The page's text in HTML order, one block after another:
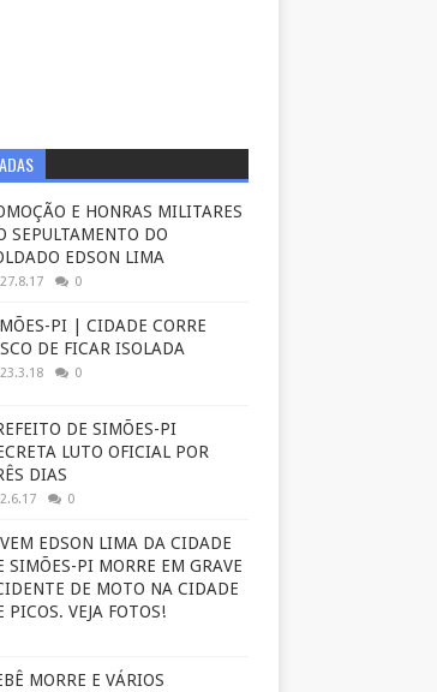
E HONRAS MILITARES
SEPULTAMENTO DO
EDSON LIMA
27.8.17 0
PI | CIDADE CORRE
DE FICAR ISOLADA
23.3.18 0
DE SIMÕES-PI
LUTO OFICIAL POR
DIAS
2.6.17 0
EDSON LIMA DA CIDADE
SIMÕES-PI MORRE EM GRAVE
DE MOTO NA CIDADE
PICOS. VEJA FOTOS!
MORRE E VÁRIOS